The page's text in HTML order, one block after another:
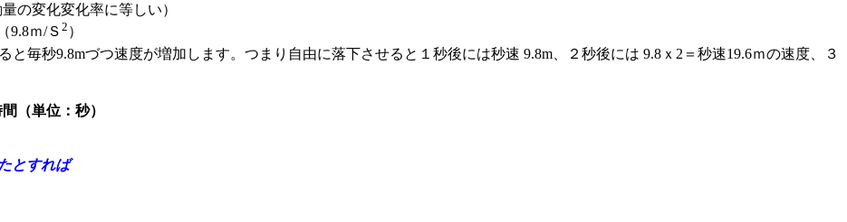
の変化変化率に等しい）
9.8ｍ/Ｓ 2 ）
毎秒9.8mづつ速度が増加します。つまり自由に落下させると１秒後には秒速 9.8m、２秒後には 9.8ｘ2＝秒速19.6ｍの速度、３
（単位：秒）
とすれば